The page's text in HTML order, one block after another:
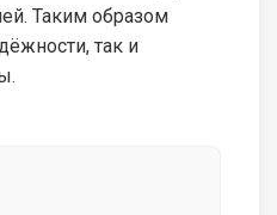
Таким образом
так и